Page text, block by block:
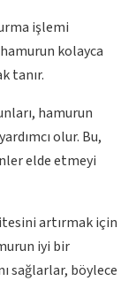
işlemi
kolayca
tanır.
hamurun
olur. Bu,
elde etmeyi
artırmak için
iyi bir
sağlarlar, böylece